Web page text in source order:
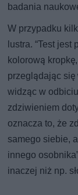
badania
W przypadku
lustra. “Test jest
kolorową
przeglądając się
widząc w
zdziwieniem
oznacza to, że
samego siebie,
innego
inaczej niż np.